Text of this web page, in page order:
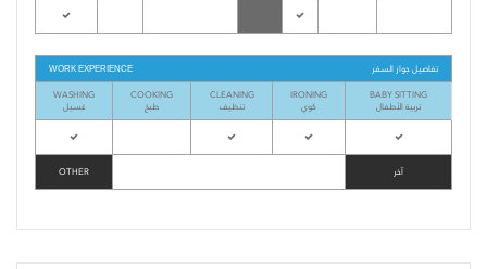
WORK EXPERIENCE
تفاصيل جواز السفر
WASHING
غسيل
COOKING
طبخ
CLEANING
تنظيف
IRONING
كوي
BABY SITTING
تربية الأطفال
OTHER آخر